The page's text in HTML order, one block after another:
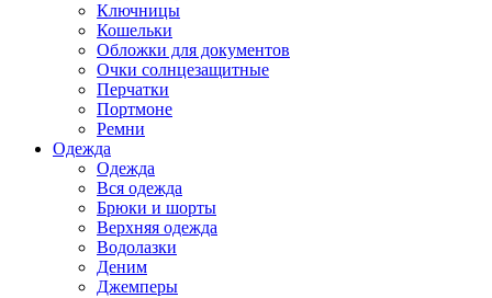
Ключницы
Кошельки
Обложки для документов
Очки солнцезащитные
Перчатки
Портмоне
Ремни
Одежда
Одежда
Вся одежда
Брюки и шорты
Верхняя одежда
Водолазки
Деним
Джемперы